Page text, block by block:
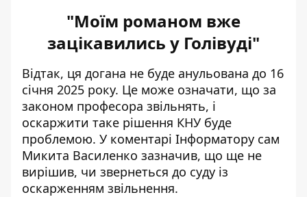
"Моїм романом вже
зацікавились у Голівуді"
Відтак, ця догана не буде анульована до 16
січня 2025 року. Це може означати, що за
законом професора звільнять, і
оскаржити таке рішення КНУ буде
проблемою. У коментарі Інформатору сам
Микита Василенко зазначив, що ще не
вирішив, чи звернеться до суду із
оскарженням звільнення.